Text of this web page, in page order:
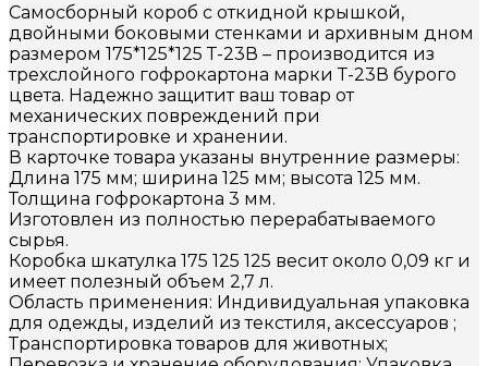
Самосборный короб с откидной крышкой,
двойными боковыми стенками и архивным дном
размером 175*125*125 Т-23В – производится из
трехслойного гофрокартона марки Т-23В бурого
цвета. Надежно защитит ваш товар от
механических повреждений при
транспортировке и хранении.
В карточке товара указаны внутренние размеры:
Длина 175 мм; ширина 125 мм; высота 125 мм.
Толщина гофрокартона 3 мм.
Изготовлен из полностью перерабатываемого
сырья.
Коробка шкатулка 175 125 125 весит около 0,09 кг и
имеет полезный объем 2,7 л.
Область применения: Индивидуальная упаковка
для одежды, изделий из текстиля, аксессуаров ;
Транспортировка товаров для животных;